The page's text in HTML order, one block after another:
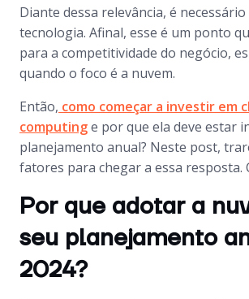
Diante dessa relevância, é
tecnologia. Afinal, esse é um ponto
para a competitividade do negócio,
quando o foco é a nuvem.
Então, como começar a investir em
computinge por que ela deve estar
planejamento anual? Neste post,
fatores para chegar a essa resposta.
Por que adotar a
seu planejamento
2024?